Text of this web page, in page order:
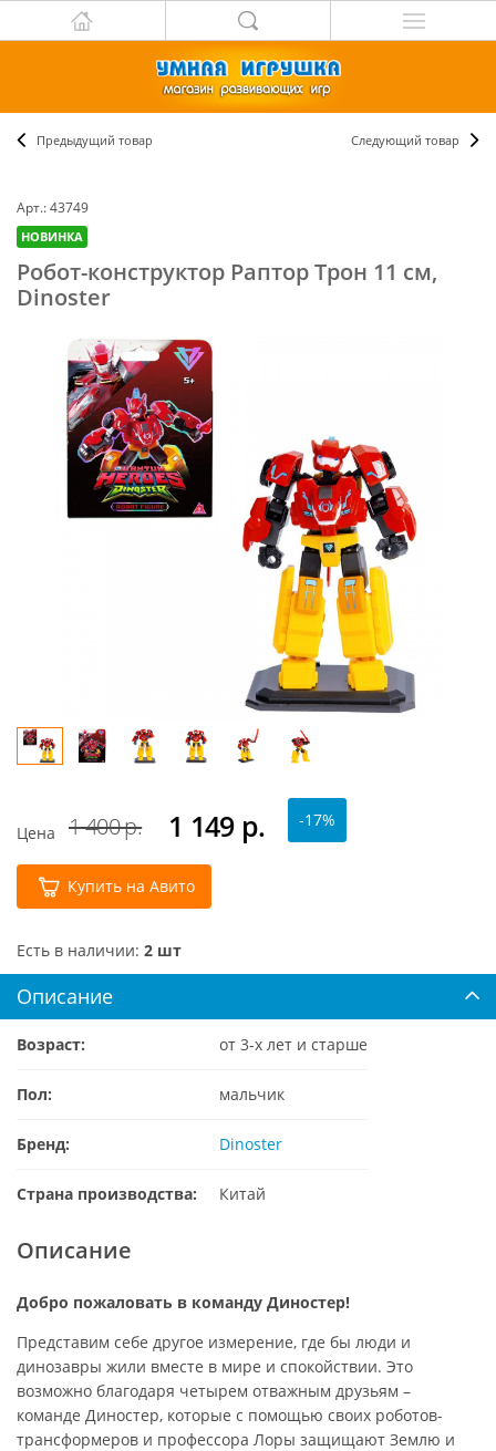
Предыдущий товар Следующий товар
Арт.: 43749
НОВИНКА
Робот-конструктор Раптор Трон 11 см,
Dinoster
Цена 1 400 р. 1 149 р. -17%
Купить на Авито
Есть в наличии: 2 шт
Описание
Возраст: от 3-х лет и старше
Пол: мальчик
Бренд: Dinoster
Страна производства: Китай
Описание
Добро пожаловать в команду Диностер!
Представим себе другое измерение, где бы люди и
динозавры жили вместе в мире и спокойствии. Это
возможно благодаря четырем отважным друзьям –
команде Диностер, которые с помощью своих роботов-
трансформеров и профессора Лоры защищают Землю и